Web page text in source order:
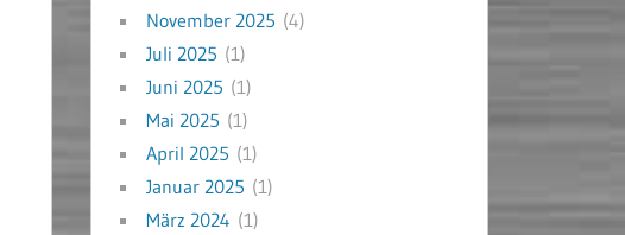
November 2025 (4)
Juli 2025 (1)
Juni 2025 (1)
Mai 2025 (1)
April 2025 (1)
Januar 2025 (1)
März 2024 (1)